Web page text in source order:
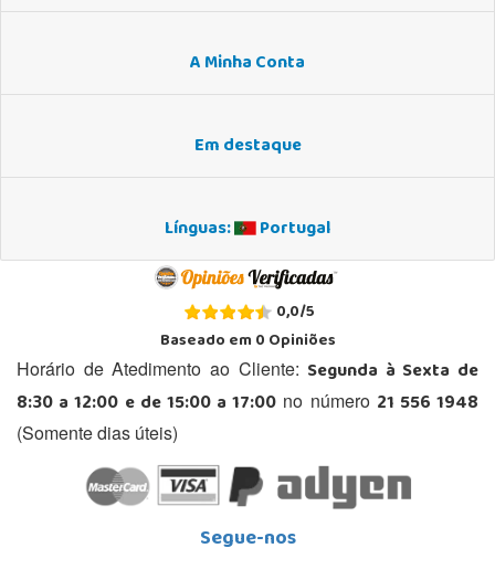
A Minha Conta
Em destaque
Línguas: Portugal
0,0/5
Baseado em0Opiniões
Horário de Atedimento ao Cliente: Segunda à Sexta de
8:30 a 12:00 e de 15:00 a 17:00 no número 21 556 1948
(Somente dias úteis)
Segue-nos